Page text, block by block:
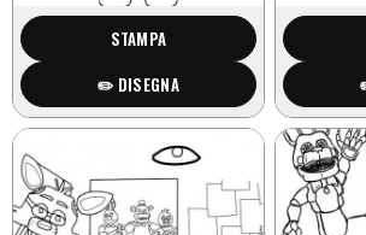
STAMPA
✏️ DISEGNA